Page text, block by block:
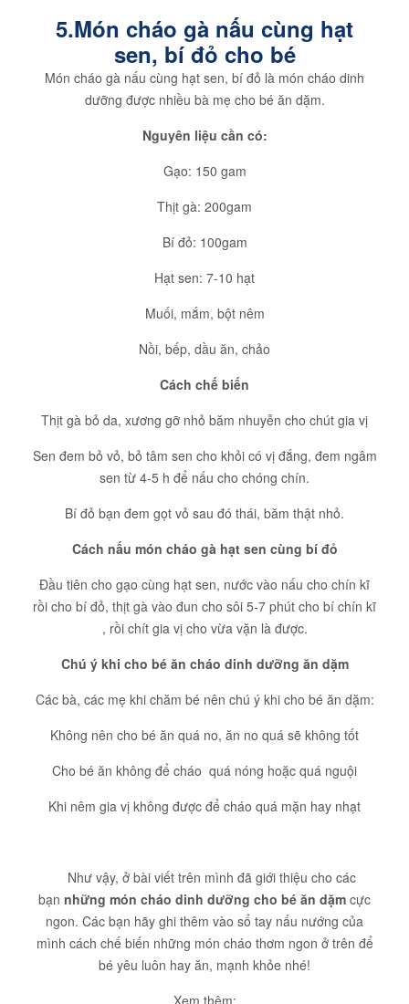
5.Món cháo gà nấu cùng hạt
sen, bí đỏ cho bé
Món cháo gà nấu cùng hạt sen, bí đỏ là món cháo dinh
dưỡng được nhiều bà mẹ cho bé ăn dặm.
Nguyên liệu cần có:
Gạo: 150 gam
Thịt gà: 200gam
Bí đỏ: 100gam
Hạt sen: 7-10 hạt
Muối, mắm, bột nêm
Nồi, bếp, dầu ăn, chảo
Cách chế biến
Thịt gà bỏ da, xương gỡ nhỏ băm nhuyễn cho chút gia vị
Sen đem bỏ vỏ, bỏ tâm sen cho khỏi có vị đắng, đem ngâm
sen từ 4-5 h để nấu cho chóng chín.
Bí đỏ bạn đem gọt vỏ sau đó thái, băm thật nhỏ.
Cách nấu món cháo gà hạt sen cùng bí đỏ
Đầu tiên cho gạo cùng hạt sen, nước vào nấu cho chín kĩ
rồi cho bí đỏ, thịt gà vào đun cho sôi 5-7 phút cho bí chín kĩ
, rồi chít gia vị cho vừa vặn là được.
Chú ý khi cho bé ăn cháo dinh dưỡng ăn dặm
Các bà, các mẹ khi chăm bé nên chú ý khi cho bé ăn dặm:
Không nên cho bé ăn quá no, ăn no quá sẽ không tốt
Cho bé ăn không để cháo quá nóng hoặc quá nguội
Khi nêm gia vị không được để cháo quá mặn hay nhạt
Như vậy, ở bài viết trên mình đã giới thiệu cho các
bạn những món cháo dinh dưỡng cho bé ăn dặm cực
ngon. Các bạn hãy ghi thêm vào sổ tay nấu nướng của
mình cách chế biến những món cháo thơm ngon ở trên để
bé yêu luôn hay ăn, mạnh khỏe nhé!
Xem thêm: